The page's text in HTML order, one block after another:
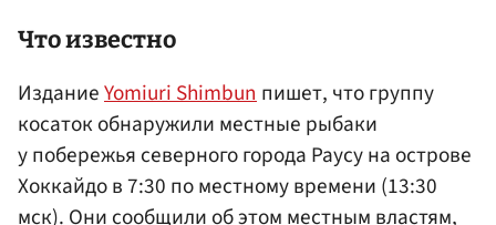
Что известно
ИзданиеYomiuri Shimbunпишет, что группу
косаток обнаружили местные рыбаки
у побережья северного города Раусу на острове
Хоккайдо в 7:30 по местному времени (13:30
мск). Они сообщили об этом местным властям,